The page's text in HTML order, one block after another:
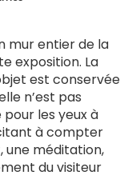
mur entier de la
exposition. La
est conservée
n’est pas
les yeux à
à compter
une méditation,
du visiteur